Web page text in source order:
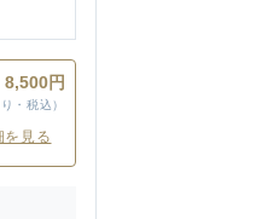
8,500円
・税込）
を見る